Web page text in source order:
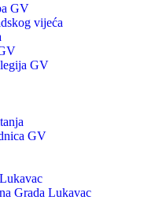
GV
vijeća
GV
GV
Grada Lukavac